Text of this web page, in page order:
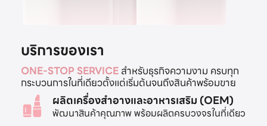
บริการของเรา
ONE-STOP SERVICEสำหรับธุรกิจความงาม ครบทุก
กระบวนการในที่เดียวตั้งแต่เริ่มต้นจนถึงสินค้าพร้อมขาย
ผลิตเครื่องสำอางและอาหารเสริม (OEM)
พัฒนาสินค้าคุณภาพ พร้อมผลิตครบวงจรในที่เดียว